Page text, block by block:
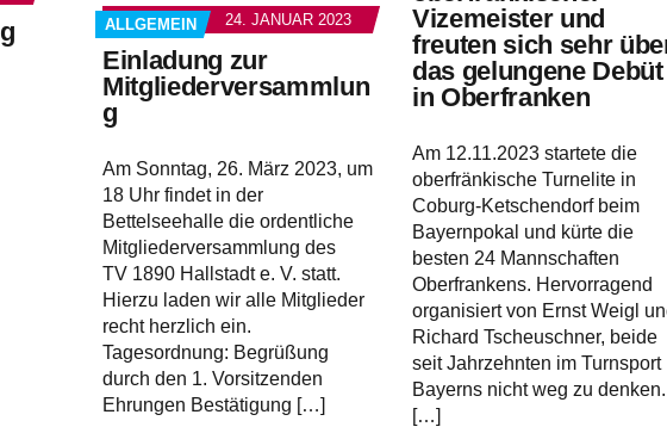
ALLGEMEIN 24. JANUAR 2023
Einladung zur
Mitgliederversammlun
g
Am Sonntag, 26. März 2023, um
18 Uhr findet in der
Bettelseehalle die ordentliche
Mitgliederversammlung des
TV 1890 Hallstadt e. V. statt.
Hierzu laden wir alle Mitglieder
recht herzlich ein.
Tagesordnung: Begrüßung
durch den 1. Vorsitzenden
Ehrungen Bestätigung […]
Vizemeister und
freuten sich sehr
das gelungene Debüt
in Oberfranken
Am 12.11.2023 startete die
oberfränkische Turnelite in
Coburg-Ketschendorf beim
Bayernpokal und kürte die
besten 24 Mannschaften
Oberfrankens. Hervorragend
organisiert von Ernst Weigl
Richard Tscheuschner, beide
seit Jahrzehnten im Turnsport
Bayerns nicht weg zu denken.
[…]